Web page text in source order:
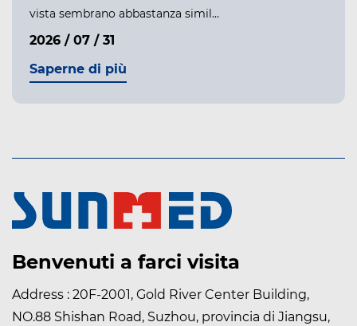
vista sembrano abbastanza simil...
2026 / 07 / 31
Saperne di più
Benvenuti a farci visita
Address : 20F-2001, Gold River Center Building,
NO.88 Shishan Road, Suzhou, provincia di Jiangsu,